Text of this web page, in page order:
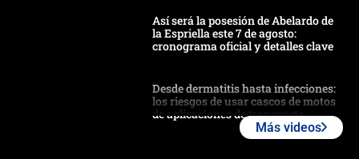
Así será la posesión de Abelardo de
la Espriella este 7 de agosto:
cronograma oficial y detalles clave
Desde dermatitis hasta infecciones:
los riesgos de usar cascos de motos
de aplicaciones de transporte
Más videos